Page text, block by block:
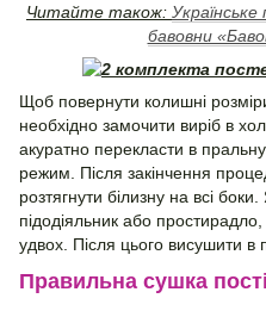
Читайте також: Українське
бавовни
Щоб повернути колишні
необхідно замочити виріб в
акуратно перекласти в
режим. Після закінчення
розтягнути білизну на всі
підодіяльник або
удвох. Після цього висушити в
Правильна сушка